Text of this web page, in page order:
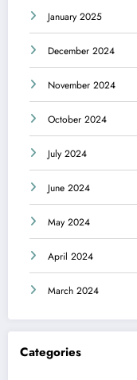
January 2025
December 2024
November 2024
October 2024
July 2024
June 2024
May 2024
April 2024
March 2024
Categories